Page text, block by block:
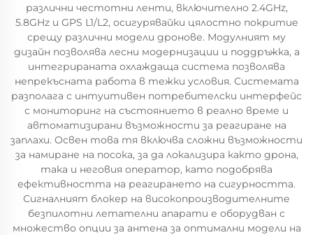
различни честотни ленти, включително 2.4GHz,
5.8GHz и GPS L1/L2, осигурявайки цялостно покритие
срещу различни модели дронове. Модулният му
дизайн позволява лесни модернизации и поддръжка, а
интегрираната охлаждаща система позволява
непрекъсната работа в тежки условия. Системата
разполага с интуитивен потребителски интерфейс
с мониторинг на състоянието в реално време и
автоматизирани възможности за реагиране на
заплахи. Освен това тя включва сложни възможности
за намиране на посока, за да локализира както дрона,
така и неговия оператор, като подобрява
ефективността на реагирането на сигурността.
Сигналният блокер на високопроизводителните
безпилотни летателни апарати е оборудван с
множество опции за антена за оптимални модели на